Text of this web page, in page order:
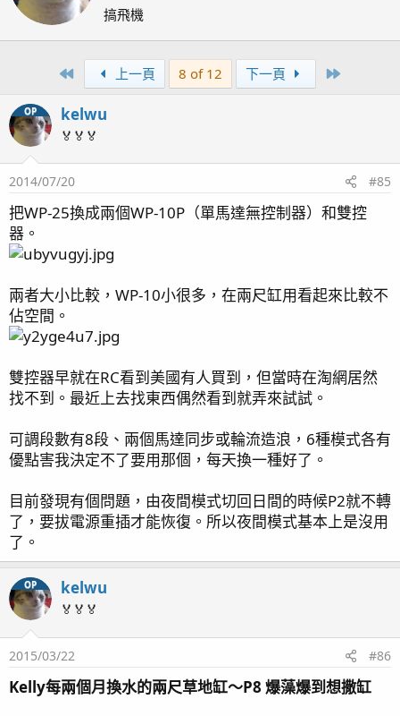
左側照
右側照
底櫃正面，左至右：落水管＋洗衣袋，JNS水旋風蛋白
機，不知名鈣反，中藍加溫器，PH探棒，CO2鋁瓶＋電
磁閥，補水落水管，補水馬達水位開關。這是由左出水改
右出水時的照片，請無視左邊橫在那兒的六分軟管
主馬Eheim 3000，分流四分軟管到冷水機，冷水機出水
回到底濾第一格。主馬出水凡而裝在底櫃外，照片看不
到。最右一格淡水格內還有一個補水沈馬
底櫃右側，PH控制器，開關插座，置物格
底櫃左側，開關插座，雙定時器，藍燈開10小時，白燈開
7小時
底缸，第一格陶瓷環和蛋白機，第二格生化棉和活性碳，
第三格主馬和加溫棒，第四格RO水
t
e
n
b
y
搞飛機
First 上一頁 8 of 12 下一頁
OP kelwu
🏅🏅🏅
2014/07/20 #85
把WP-25換成兩個WP-10P（單馬達無控制器）和雙控
器。
兩者大小比較，WP-10小很多，在兩尺缸用看起來比較不
佔空間。
雙控器早就在RC看到美國有人買到，但當時在淘網居然
找不到。最近上去找東西偶然看到就弄來試試。
可調段數有8段、兩個馬達同步或輪流造浪，6種模式各有
優點害我決定不了要用那個，每天換一種好了。
目前發現有個問題，由夜間模式切回日間的時候P2就不轉
了，要拔電源重插才能恢復。所以夜間模式基本上是沒用
了。
OP kelwu
🏅🏅🏅
2015/03/22 #86
Kelly每兩個月換水的兩尺草地缸～P8 爆藻爆到想撒缸